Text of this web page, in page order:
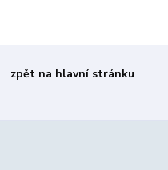
zpět na hlavní stránku